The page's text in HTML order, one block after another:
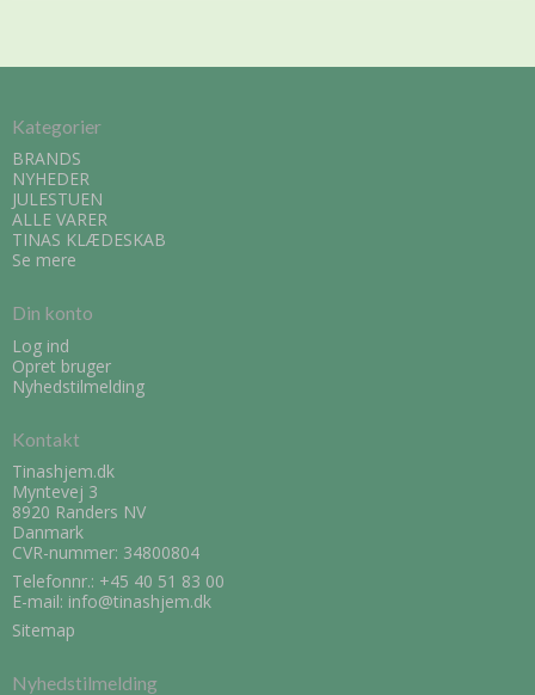
Kategorier
BRANDS
NYHEDER
JULESTUEN
ALLE VARER
TINAS KLÆDESKAB
Se mere
Din konto
Log ind
Opret bruger
Nyhedstilmelding
Kontakt
Tinashjem.dk
Myntevej 3
8920 Randers NV
Danmark
CVR-nummer: 34800804
Telefonnr.: +45 40 51 83 00
E-mail: info@tinashjem.dk
Sitemap
Nyhedstilmelding